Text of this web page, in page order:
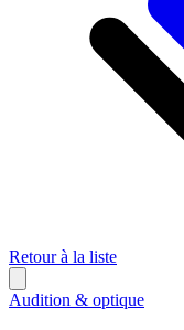
Retour à la liste
Audition & optique